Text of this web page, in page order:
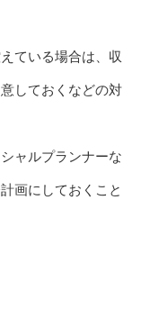
ている場合は、収
しておくなどの対
ャルプランナーな
画にしておくこと